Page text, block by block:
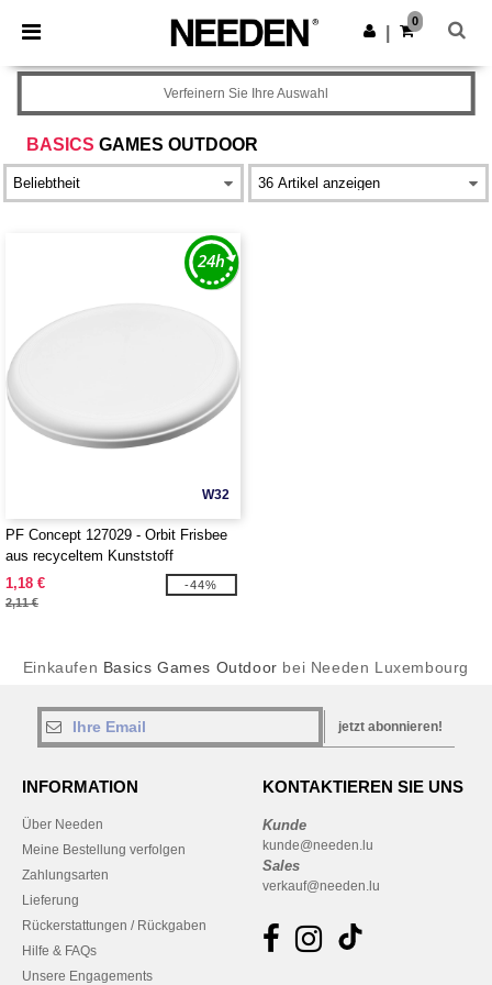
× Needen App
Bessere Preise in der App!
App holen
0
BASICS GAMES OUTDOOR
Verfeinern Sie Ihre Auswahl
W32
PF Concept 127029 - Orbit Frisbee
aus recyceltem Kunststoff
1,18 €
2,11 €
-44%
Einkaufen Basics Games Outdoor bei Needen Luxembourg
jetzt abonnieren!
INFORMATION
Über Needen
Meine Bestellung verfolgen
Zahlungsarten
Lieferung
Rückerstattungen / Rückgaben
Hilfe & FAQs
Unsere Engagements
KONTAKTIEREN SIE UNS
Kunde
kunde@needen.lu
Sales
verkauf@needen.lu